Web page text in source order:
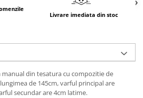
Livrare imediata din stoc
din tesatura cu compozitie de
de 145cm, varful principal are
secundar are 4cm latime.